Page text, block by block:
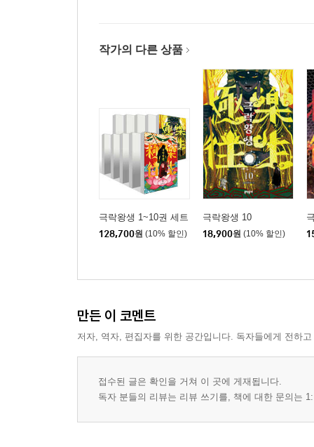
작가의 다른 상품
극락왕생 1~10권 세트
128,700원 (10% 할인)
극락왕생 10
18,900원 (10% 할인)
만든 이 코멘트
저자, 역자, 편집자를 위한 공간입니다. 독자들에게 전하
접수된 글은 확인을 거쳐 이 곳에 게재됩니다.
독자 분들의 리뷰는 리뷰 쓰기를, 책에 대한 문의는